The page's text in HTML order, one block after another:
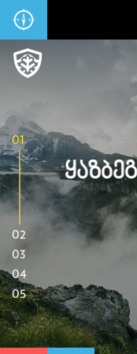
01
02
03
04
05